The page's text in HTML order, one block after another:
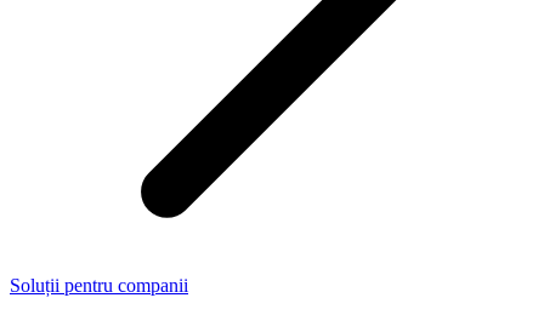
Soluții pentru companii